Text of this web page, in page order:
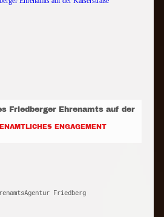
Friedberger Ehrenamts auf der
ENGAGEMENT
Friedberg